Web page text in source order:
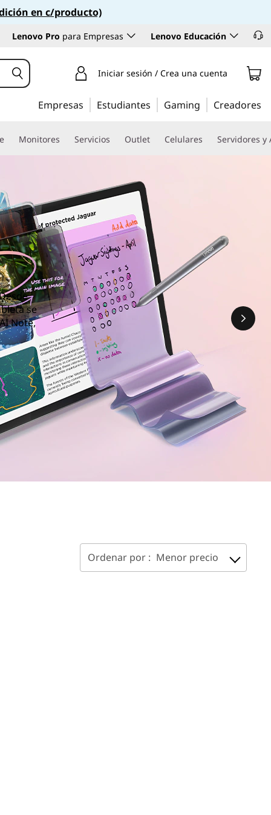
en c/producto)
Lenovo Pro para Empresas Lenovo Educación
Iniciar sesión / Crea una cuenta
Empresas Estudiantes Gaming Creadores
Monitores Servicios Outlet Celulares Servidores y
se
Note,
Ordenar por : Menor precio